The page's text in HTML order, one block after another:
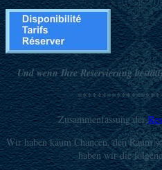
Und wenn Ihre Reservierung
Zusammenfassung der
Wir haben kaum Chancen, den Raum
haben wir die